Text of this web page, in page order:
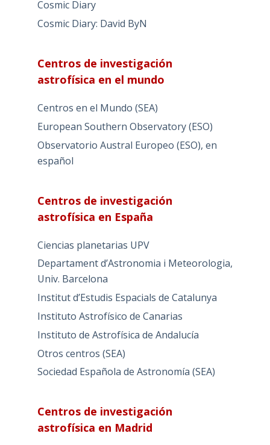
Cosmic Diary
Cosmic Diary: David ByN
Centros de investigación
astrofísica en el mundo
Centros en el Mundo (SEA)
European Southern Observatory (ESO)
Observatorio Austral Europeo (ESO), en
español
Centros de investigación
astrofísica en España
Ciencias planetarias UPV
Departament d’Astronomia i Meteorologia,
Univ. Barcelona
Institut d’Estudis Espacials de Catalunya
Instituto Astrofísico de Canarias
Instituto de Astrofísica de Andalucía
Otros centros (SEA)
Sociedad Española de Astronomía (SEA)
Centros de investigación
astrofísica en Madrid